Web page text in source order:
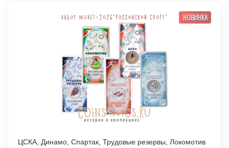
НОВИНКА
ЦСКА, Динамо, Спартак, Трудовые резервы, Локомотив